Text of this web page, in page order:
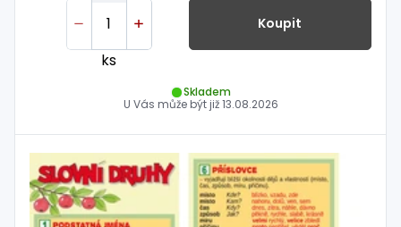
ks
Koupit
Skladem
U Vás může být již13.08.2026